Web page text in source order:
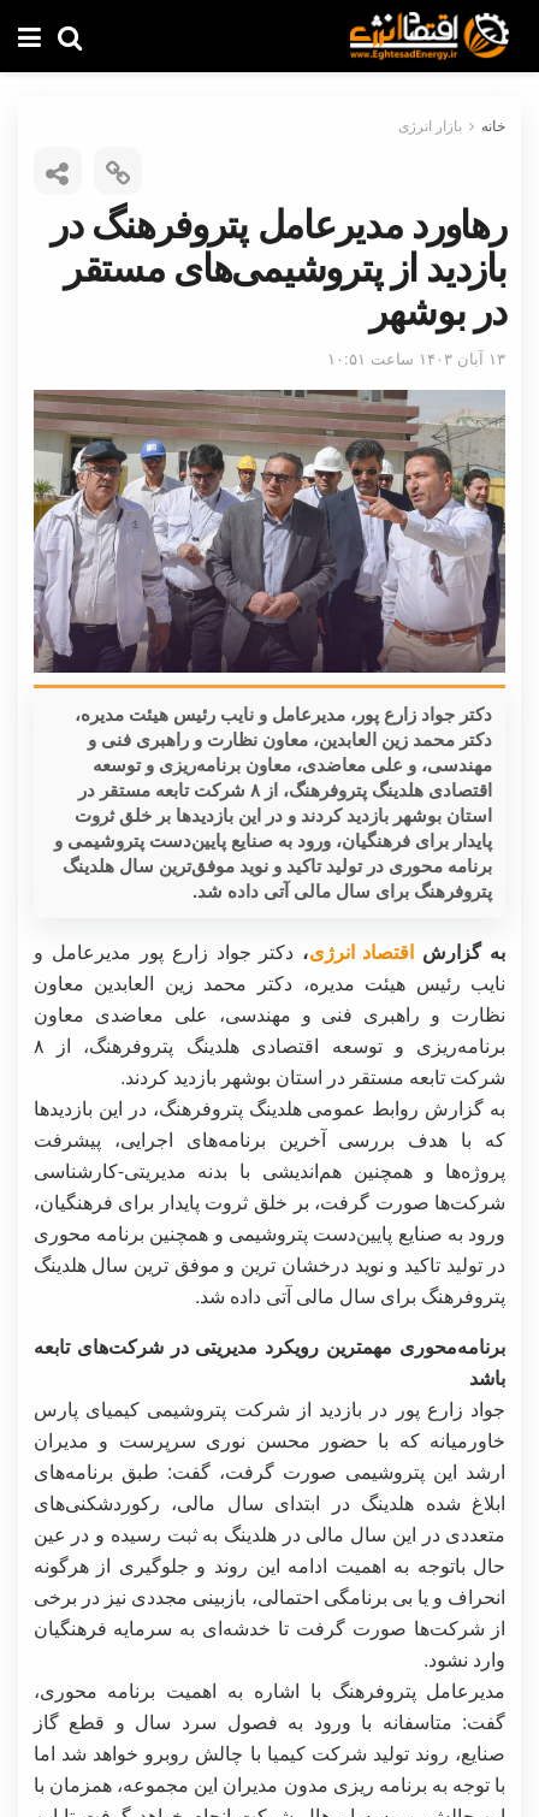
خانه بازار انرژی
رهاورد مدیرعامل پتروفرهنگ در
بازدید از پتروشیمی‌های مستقر
در بوشهر
۱۳ آبان ۱۴۰۳ ساعت ۱۰:۵۱
دکتر جواد زارع پور، مدیرعامل و نایب رئیس هیئت مدیره،
دکتر محمد زین العابدین، معاون نظارت و راهبری فنی و
مهندسی، و علی معاضدی، معاون برنامه‌ریزی و توسعه
اقتصادی هلدینگ پتروفرهنگ، از ۸ شرکت تابعه مستقر در
استان بوشهر بازدید کردند و در این بازدیدها بر خلق ثروت
پایدار برای فرهنگیان، ورود به صنایع پایین‌دست پتروشیمی و
برنامه محوری در تولید تاکید و نوید موفق‌ترین سال هلدینگ
پتروفرهنگ برای سال مالی آتی داده شد.
به گزارش اقتصاد انرژی، دکتر جواد زارع پور مدیرعامل و
نایب رئیس هیئت مدیره، دکتر محمد زین العابدین معاون
نظارت و راهبری فنی و مهندسی، علی معاضدی معاون
برنامه‌ریزی و توسعه اقتصادی هلدینگ پتروفرهنگ، از ۸
شرکت تابعه مستقر در استان بوشهر بازدید کردند.
به گزارش روابط عمومی هلدینگ پتروفرهنگ، در این بازدیدها
که با هدف بررسی آخرین برنامه‌های اجرایی، پیشرفت
پروژه‌ها و همچنین هم‌اندیشی با بدنه مدیریتی-کارشناسی
شرکت‌ها صورت گرفت، بر خلق ثروت پایدار برای فرهنگیان،
ورود به صنایع پایین‌دست پتروشیمی و همچنین برنامه محوری
در تولید تاکید و نوید درخشان ترین و موفق ترین سال هلدینگ
پتروفرهنگ برای سال مالی آتی داده شد.
برنامه‌محوری مهمترین رویکرد مدیریتی در شرکت‌های تابعه
باشد
جواد زارع پور در بازدید از شرکت پتروشیمی کیمیای پارس
خاورمیانه که با حضور محسن نوری سرپرست و مدیران
ارشد این پتروشیمی صورت گرفت، گفت: طبق برنامه‌های
ابلاغ شده هلدینگ در ابتدای سال مالی، رکوردشکنی‌های
متعددی در این سال مالی در هلدینگ به ثبت رسیده و در عین
حال باتوجه به اهمیت ادامه این روند و جلوگیری از هرگونه
انحراف و یا بی برنامگی احتمالی، بازبینی مجددی نیز در برخی
از شرکت‌ها صورت گرفت تا خدشه‌ای به سرمایه فرهنگیان
وارد نشود.
مدیرعامل پتروفرهنگ با اشاره به اهمیت برنامه محوری،
گفت: متاسفانه با ورود به فصول سرد سال و قطع گاز
صنایع، روند تولید شرکت کیمیا با چالش روبرو خواهد شد اما
با توجه به برنامه ریزی مدون مدیران این مجموعه، همزمان با